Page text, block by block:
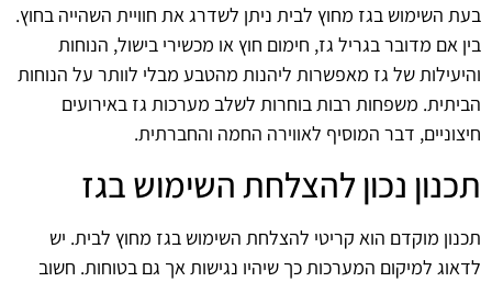
בעת השימוש בגז מחוץ לבית ניתן לשדרג את חוויית השהייה בחוץ.
בין אם מדובר בגריל גז, חימום חוץ או מכשירי בישול, הנוחות
והיעילות של גז מאפשרות ליהנות מהטבע מבלי לוותר על הנוחות
הביתית. משפחות רבות בוחרות לשלב מערכות גז באירועים
חיצוניים, דבר המוסיף לאווירה החמה והחברתית.
תכנון נכון להצלחת השימוש בגז
תכנון מוקדם הוא קריטי להצלחת השימוש בגז מחוץ לבית. יש
לדאוג למיקום המערכות כך שיהיו נגישות אך גם בטוחות. חשוב